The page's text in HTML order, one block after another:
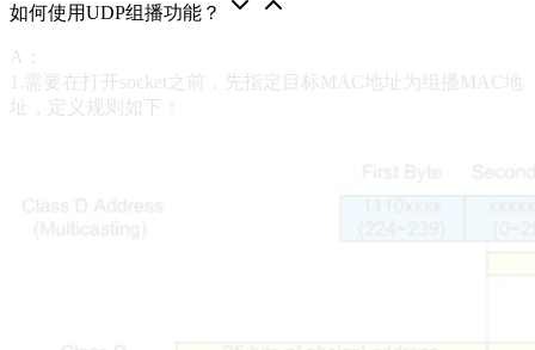
如何使用UDP组播功能？
A：
1.需要在打开socket之前，先指定目标MAC地址为组播MAC地
址，定义规则如下：